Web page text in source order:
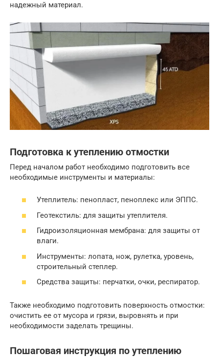
надежный материал.
Подготовка к утеплению отмостки
Перед началом работ необходимо подготовить все
необходимые инструменты и материалы:
Утеплитель: пенопласт, пеноплекс или ЭППС.
Геотекстиль: для защиты утеплителя.
Гидроизоляционная мембрана: для защиты от
влаги.
Инструменты: лопата, нож, рулетка, уровень,
строительный степлер.
Средства защиты: перчатки, очки, респиратор.
Также необходимо подготовить поверхность отмостки:
очистить ее от мусора и грязи, выровнять и при
необходимости заделать трещины.
Пошаговая инструкция по утеплению